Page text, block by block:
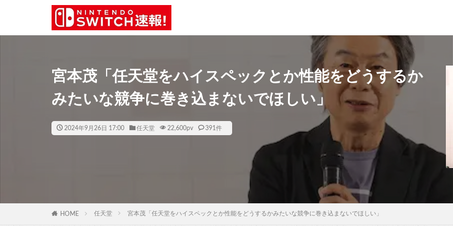
宮本茂「任天堂をハイスペックとか性能をどうするか
みたいな競争に巻き込まないでほしい」
2024年9月26日 17:00 任天堂 22,600pv 391件
HOME 任天堂 宮本茂「任天堂をハイスペックとか性能をどうするかみたいな競争に巻き込まないでほしい」